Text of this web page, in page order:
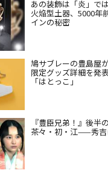
あの装飾は「炎」で
火焔型土器、5000年
インの秘密
鳩サブレーの豊島屋
限定グッズ詳細を発
「はとっこ」
『豊臣兄弟！』後半
茶々・初・江——秀